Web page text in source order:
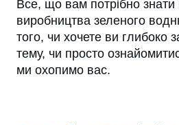
Все, що вам потрібно
виробництва зеленого
того, чи хочете ви глибоко
тему, чи просто
ми охопимо вас.